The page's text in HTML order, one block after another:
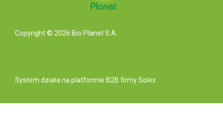
Copyright © 2026 Bio Planet S.A.
System działa naplatformie B2B firmy Solex